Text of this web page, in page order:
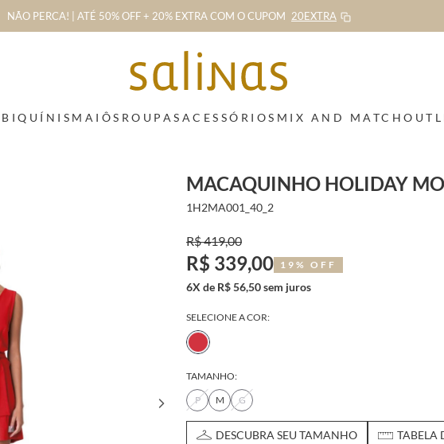
NÃO PERCA! | ATÉ 50% OFF + 20% EXTRA COM O CUPOM 20EXTRA
BIQUÍNIS MAIÔS ROUPAS ACESSÓRIOS MIX AND MATCH
MACAQUINHO HOLIDAY
1H2MA001_40_2
R$ 419,00
R$ 339,00 19% OFF
6X de R$ 56,50 sem juros
SELECIONE A COR:
TAMANHO:
P
M G
DESCUBRA SEU TAMANHO TABELA